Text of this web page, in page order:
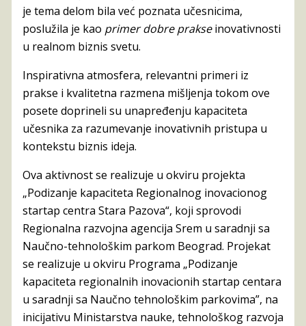
je tema delom bila već poznata učesnicima,
poslužila je kao primer dobre prakseinovativnosti
u realnom biznis svetu.
Inspirativna atmosfera, relevantni primeri iz
prakse i kvalitetna razmena mišljenja tokom ove
posete doprineli su unapređenju kapaciteta
učesnika za razumevanje inovativnih pristupa u
kontekstu biznis ideja.
Ova aktivnost se realizuje u okviru projekta
„Podizanje kapaciteta Regionalnog inovacionog
startap centra Stara Pazova“, koji sprovodi
Regionalna razvojna agencija Srem u saradnji sa
Naučno-tehnološkim parkom Beograd. Projekat
se realizuje u okviru Programa „Podizanje
kapaciteta regionalnih inovacionih startap centara
u saradnji sa Naučno tehnološkim parkovima”, na
inicijativu Ministarstva nauke, tehnološkog razvoja